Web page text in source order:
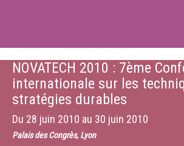
NOVATECH 2010 : 7ème
internationale sur les
stratégies durables
Du 28 juin 2010 au 30 juin 2010
Palais des Congrès, Lyon